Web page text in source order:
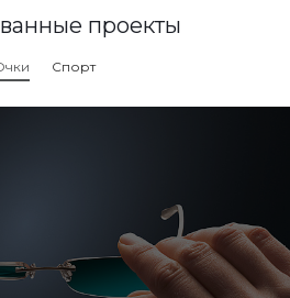
проекты
Спорт